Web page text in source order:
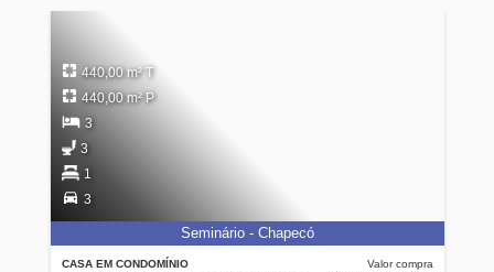
CASA EM CONDOMÍNIO Valor compra
440,00 m² T
440,00 m² P
3
3
1
3
Seminário - Chapecó